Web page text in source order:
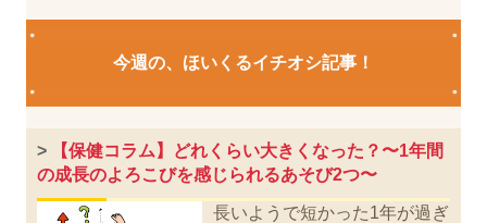
今週の、ほいくるイチオシ記事！
>
【保健コラム】どれくらい大きくなった？〜1年間
の成長のよろこびを感じられるあそび2つ〜
長いようで短かった1年が過ぎ